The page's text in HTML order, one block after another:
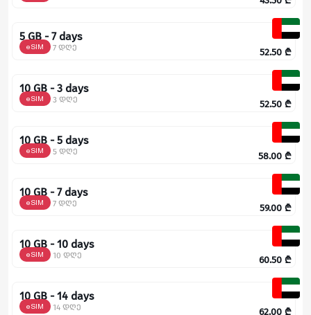
5 GB - 7 days
eSIM 7 დღე 52.50 ₾
10 GB - 3 days
eSIM 3 დღე 52.50 ₾
10 GB - 5 days
eSIM 5 დღე 58.00 ₾
10 GB - 7 days
eSIM 7 დღე 59.00 ₾
10 GB - 10 days
eSIM 10 დღე 60.50 ₾
10 GB - 14 days
eSIM 14 დღე 62.00 ₾